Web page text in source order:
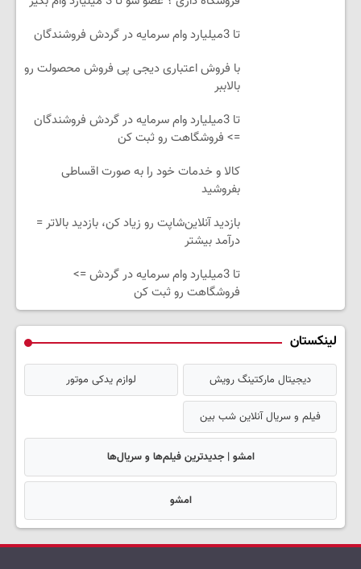
تا 3میلیارد وام سرمایه در گردش فروشندگان
با فروش اعتباری دیجی پی فروش محصولت رو
بالاببر
تا 3میلیارد وام سرمایه در گردش فروشندگان
=> فروشگاهت رو ثبت کن
کالا و خدمات خود را به صورت اقساطی
بفروشید
بازدید آنلاین‌شاپت رو زیاد کن، بازدید بالاتر =
درآمد بیشتر
تا 3میلیارد وام سرمایه در گردش =>
فروشگاهت رو ثبت کن
لینکستان
دیجیتال مارکتینگ رویش لوازم یدکی موتور
فیلم و سریال آنلاین شب بین
امشو | جدیدترین فیلم‌ها و سریال‌ها
امشو